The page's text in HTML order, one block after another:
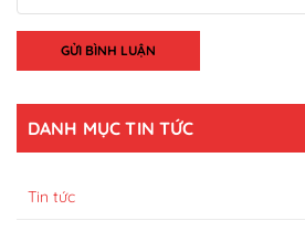
GỬI BÌNH LUẬN
DANH MỤC TIN TỨC
Tin tức